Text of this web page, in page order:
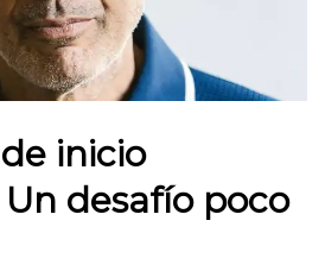
inicio
desafío poco